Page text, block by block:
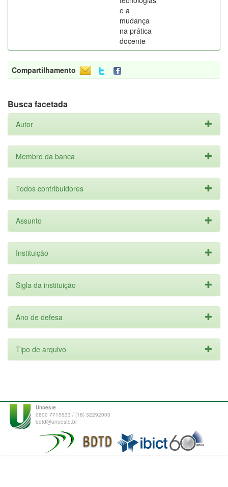
e a
mudança
na prática
docente
Compartilhamento
Busca facetada
Autor
Membro da banca
Todos contribuidores
Assunto
Instituição
Sigla da instituição
Ano de defesa
Tipo de arquivo
Unoeste
0800 7715533 / (18) 32292003
bdtd@unoeste.br